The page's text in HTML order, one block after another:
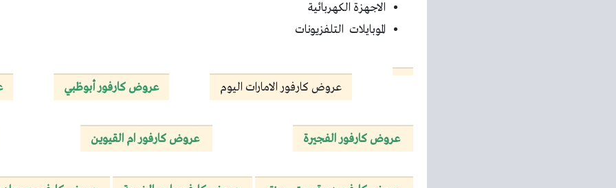
الاجهزة الكهربائية
الموبايلات التلفزيونات
عروض كارفور الامارات اليوم عروض كارفور أبوظبي
عروض كارفور الفجيرة عروض كارفور ام القيوين